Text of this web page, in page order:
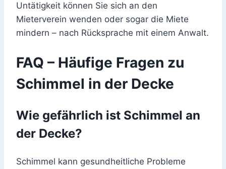
Untätigkeit können Sie sich an den
Mieterverein wenden oder sogar die Miete
mindern – nach Rücksprache mit einem Anwalt.
FAQ – Häufige Fragen zu
Schimmel in der Decke
Wie gefährlich ist Schimmel an
der Decke?
Schimmel kann gesundheitliche Probleme